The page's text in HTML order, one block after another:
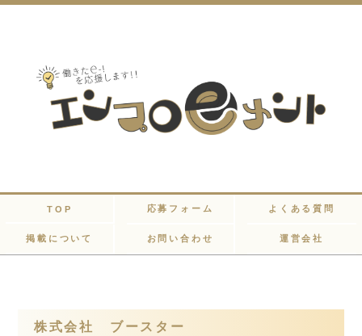
TOP 応募フォーム よくある質問
掲載について お問い合わせ 運営会社
株式会社 ブースター